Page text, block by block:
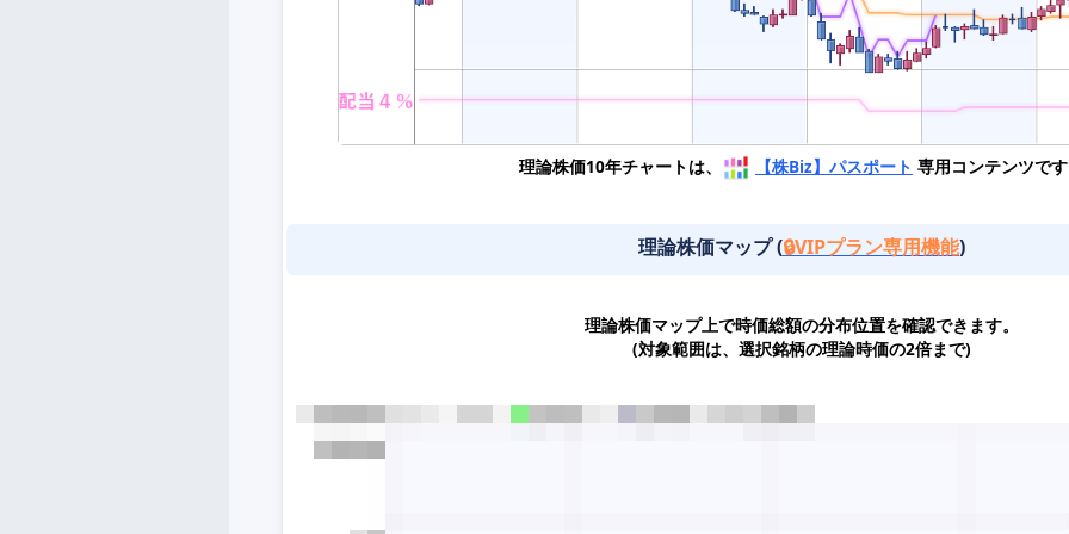
理論株価10年チャートは、 【株Biz】パスポート 専用コンテンツで
理論株価マップ (🔒VIPプラン専用機能)
理論株価マップ上で時価総額の分布位置を確認できます。
(対象範囲は、選択銘柄の理論時価の2倍まで)